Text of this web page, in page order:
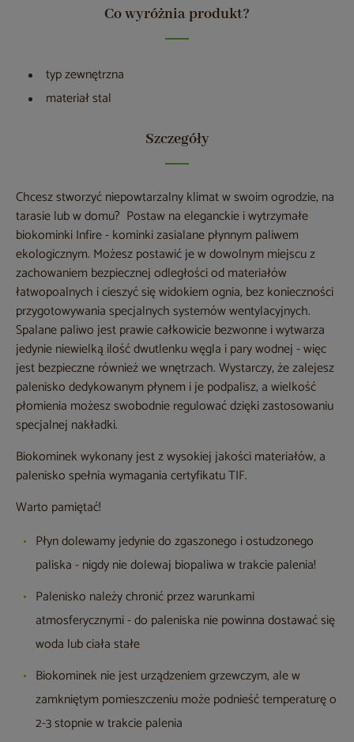
Co wyróżnia produkt?
typ zewnętrzna
materiał stal
Szczegóły
Chcesz stworzyć niepowtarzalny klimat w swoim ogrodzie, na
tarasie lub w domu? Postaw na eleganckie i wytrzymałe
biokominki Infire - kominki zasialane płynnym paliwem
ekologicznym. Możesz postawić je w dowolnym miejscu z
zachowaniem bezpiecznej odległości od materiałów
łatwopoalnych i cieszyć się widokiem ognia, bez konieczności
przygotowywania specjalnych systemów wentylacyjnych.
Spalane paliwo jest prawie całkowicie bezwonne i wytwarza
jedynie niewielką ilość dwutlenku węgla i pary wodnej - więc
jest bezpieczne również we wnętrzach. Wystarczy, że zalejesz
palenisko dedykowanym płynem i je podpalisz, a wielkość
płomienia możesz swobodnie regulować dzięki zastosowaniu
specjalnej nakładki.
Biokominek wykonany jest z wysokiej jakości materiałów, a
palenisko spełnia wymagania certyfikatu TIF.
Warto pamiętać!
Płyn dolewamy jedynie do zgaszonego i ostudzonego
paliska - nigdy nie dolewaj biopaliwa w trakcie palenia!
Palenisko należy chronić przez warunkami
atmosferycznymi - do paleniska nie powinna dostawać się
woda lub ciała stałe
Biokominek nie jest urządzeniem grzewczym, ale w
zamkniętym pomieszczeniu może podnieść temperaturę o
2-3 stopnie w trakcie palenia